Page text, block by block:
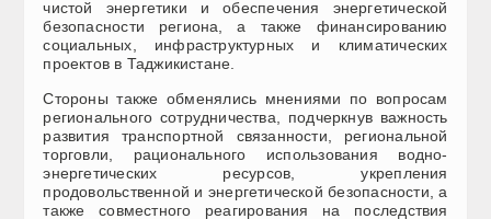
чистой энергетики и обеспечения энергетической
безопасности региона, а также финансированию
социальных, инфраструктурных и климатических
проектов в Таджикистане.
Стороны также обменялись мнениями по вопросам
регионального сотрудничества, подчеркнув важность
развития транспортной связанности, региональной
торговли, рационального использования водно-
энергетических ресурсов, укрепления
продовольственной и энергетической безопасности, а
также совместного реагирования на последствия